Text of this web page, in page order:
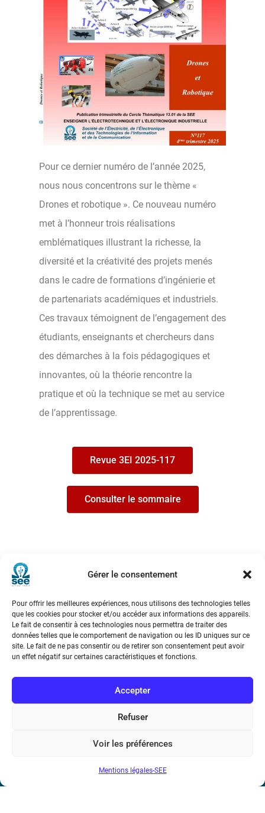
Gérer le consentement
Pour offrir les meilleures expériences, nous utilisons des technologies telles
que les cookies pour stocker et/ou accéder aux informations des appareils.
Le fait de consentir à ces technologies nous permettra de traiter des
données telles que le comportement de navigation ou les ID uniques sur ce
site. Le fait de ne pas consentir ou de retirer son consentement peut avoir
un effet négatif sur certaines caractéristiques et fonctions.
Accepter
Refuser
Voir les préférences
Mentions légales-SEE
Pour ce dernier numéro de l’année 2025,
nous nous concentrons sur le thème «
Drones et robotique ». Ce nouveau numéro
met à l’honneur trois réalisations
emblématiques illustrant la richesse, la
diversité et la créativité des projets menés
dans le cadre de formations d’ingénierie et
de partenariats académiques et industriels.
Ces travaux témoignent de l’engagement des
étudiants, enseignants et chercheurs dans
des démarches à la fois pédagogiques et
innovantes, où la théorie rencontre la
pratique et où la technique se met au service
de l’apprentissage.
Revue 3EI 2025-117
Consulter le sommaire
Bicentenaire des découvertes d’André-
Société de l’Electricité, de l’Electronique et des Technologies
de l’Information et de la Communication
17 rue de l’Amiral Hamelin75116 Paris
communautaire : FR44 785 393 232